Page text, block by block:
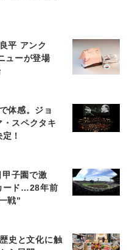
平 アンク
ューが登場
体感。ジョ
スペクタキ
！
子園で激
ード…28年前
戦”
史と文化に触